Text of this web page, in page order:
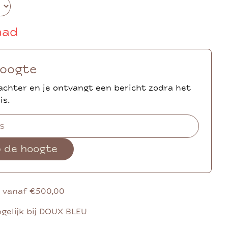
en je ontvangt een bericht zodra het
de hoogte
€500,00
bij DOUX BLEU